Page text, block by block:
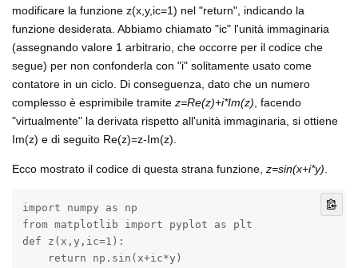
modificare la funzione z(x,y,ic=1) nel "return", indicando la
funzione desiderata. Abbiamo chiamato "ic" l'unità immaginaria
(assegnando valore 1 arbitrario, che occorre per il codice che
segue) per non confonderla con "i" solitamente usato come
contatore in un ciclo. Di conseguenza, dato che un numero
complesso è esprimibile tramite z=Re(z)+i*Im(z) , facendo
"virtualmente" la derivata rispetto all'unità immaginaria, si ottiene
Im(z) e di seguito Re(z)=z-Im(z).
Ecco mostrato il codice di questa strana funzione, z=sin(x+i*y)
import numpy as np
from matplotlib import pyplot as plt
def z(x,y,ic=1):
    return np.sin(x+ic*y)